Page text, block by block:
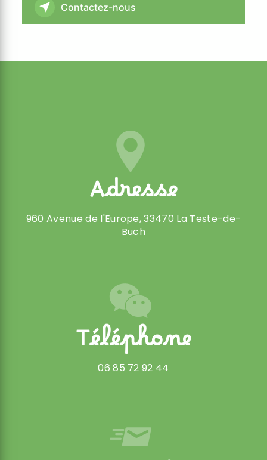
Contactez-nous
Adresse
960 Avenue de l'Europe, 33470 La Teste-de-
Buch
Téléphone
06 85 72 92 44